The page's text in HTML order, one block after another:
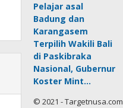
Pelajar asal
Badung dan
Karangasem
Terpilih Wakili Bali
di Paskibraka
Nasional, Gubernur
Koster Mint…
© 2021 - Targetnusa.com